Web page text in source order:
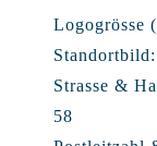
Logogrösse
Standortbild:
Strasse &
58